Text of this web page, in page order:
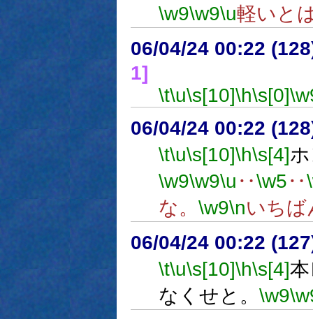
\w9\w9\u軽いと
06/04/24 00:22
1]
\t\u\s[10]\h\s[0]
06/04/24 00:22
\t\u\s[10]\h\s[4]
\w9\w9\u ‥\w5‥
な。 \w9\nいちば
06/04/24 00:22
\t\u\s[10]\h\s[4]
なくせと。 \w9